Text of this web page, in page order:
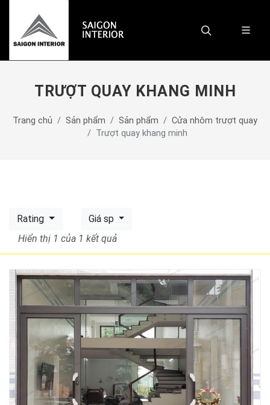
TRƯỢT QUAY KHANG MINH
Trang chủ Sản phẩm Sản phẩm
Cửa nhôm trượt quay
Trượt quay khang minh
Rating
Giá sp
Hiển thị 1 của 1 kết quả